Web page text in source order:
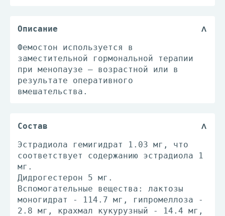
Описание
Фемостон используется в
заместительной гормональной терапии
при менопаузе – возрастной или в
результате оперативного
вмешательства.
Состав
Эстрадиола гемигидрат 1.03 мг, что
соответствует содержанию эстрадиола 1
мг.
Дидрогестерон 5 мг.
Вспомогательные вещества: лактозы
моногидрат - 114.7 мг, гипромеллоза -
2.8 мг, крахмал кукурузный - 14.4 мг,